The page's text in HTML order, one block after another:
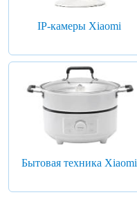
IP-камеры Xiaomi
Бытовая техника Xiaomi